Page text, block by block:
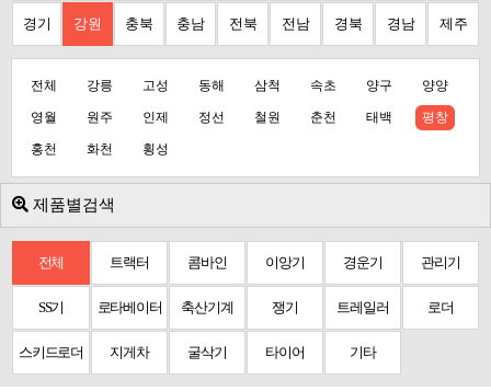
경기 강원 충북 충남 전북 전남 경북 경남 제주
전체 강릉 고성 동해 삼척 속초 양구 양양
영월 원주 인제 정선 철원 춘천 태백 평창
홍천 화천 횡성
제품별검색
전체 트랙터 콤바인 이앙기 경운기 관리기
SS기 로타베이터 축산기계 쟁기 트레일러 로더
스키드로더 지게차 굴삭기 타이어 기타